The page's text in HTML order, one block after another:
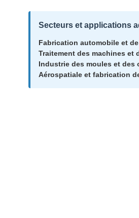
Secteurs et applications
Fabrication automobile et
Traitement des machines et
Industrie des moules et des
Aérospatiale et fabrication